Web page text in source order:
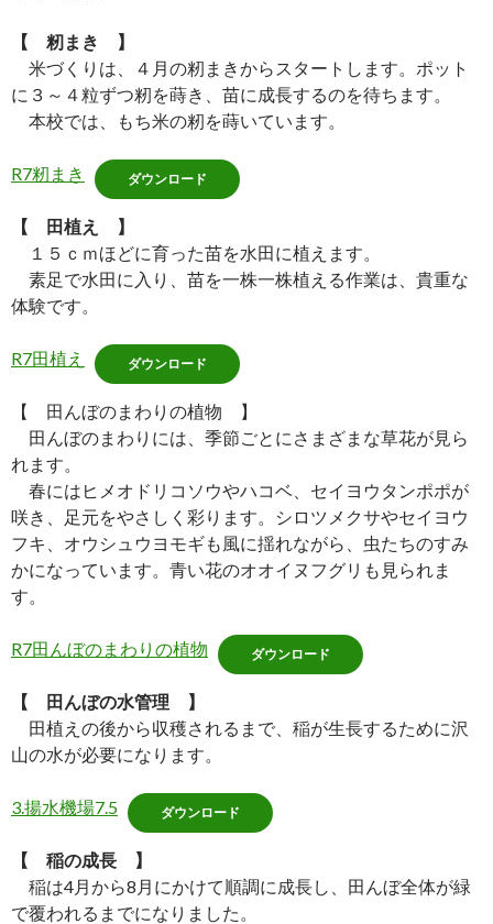
【 籾まき 】
米づくりは、４月の籾まきからスタートします。ポット
に３～４粒ずつ籾を蒔き、苗に成長するのを待ちます。
本校では、もち米の籾を蒔いています。
R7籾まき ダウンロード
【 田植え 】
１５ｃｍほどに育った苗を水田に植えます。
素足で水田に入り、苗を一株一株植える作業は、貴重な
体験です。
R7田植え ダウンロード
【 田んぼのまわりの植物 】
田んぼのまわりには、季節ごとにさまざまな草花が見ら
れます。
春にはヒメオドリコソウやハコベ、セイヨウタンポポが
咲き、足元をやさしく彩ります。シロツメクサやセイヨウ
フキ、オウシュウヨモギも風に揺れながら、虫たちのすみ
かになっています。青い花のオオイヌフグリも見られま
す。
R7田んぼのまわりの植物 ダウンロード
【 田んぼの水管理 】
田植えの後から収穫されるまで、稲が生長するために沢
山の水が必要になります。
3.揚水機場7.5 ダウンロード
【 稲の成長 】
稲は4月から8月にかけて順調に成長し、田んぼ全体が緑
で覆われるまでになりました。